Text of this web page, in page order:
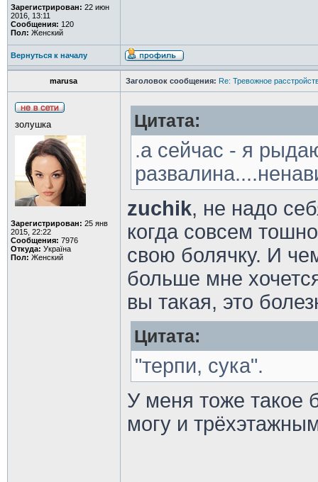
Зарегистрирован: 22 июн
2016, 13:11
Сообщения: 120
Пол: Женский
Вернуться к началу
marusa Заголовок сообщения: Re: Тревожное
золушка
Зарегистрирован: 25 янв
2015, 22:22
Сообщения: 7976
Откуда: Україна
Пол: Женский
Цитата:
.а сейчас - я
zuchik, не надо
когда совсем
свою болячку. И
больше мне
вы такая, это
Цитата:
"терпи, сука".
У меня тоже такое
могу и